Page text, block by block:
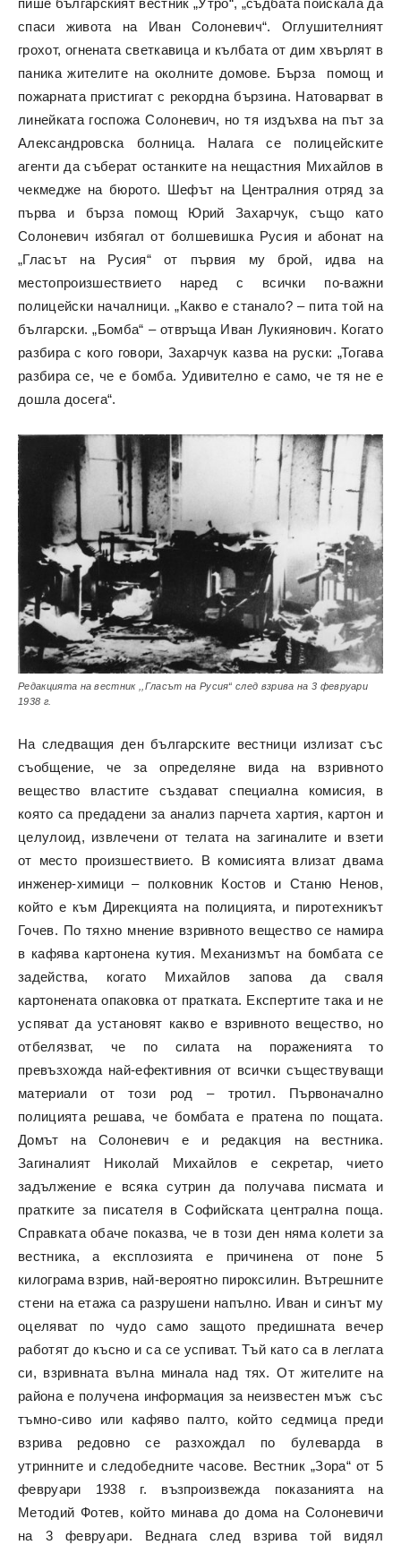
пише българският вестник „Утро“, „съдбата поискала да
спаси живота на Иван Солоневич“. Оглушителният
грохот, огнената светкавица и кълбата от дим хвърлят в
паника жителите на околните домове. Бърза помощ и
пожарната пристигат с рекордна бързина. Натоварват в
линейката госпожа Солоневич, но тя издъхва на път за
Александровска болница. Налага се полицейските
агенти да съберат останките на нещастния Михайлов в
чекмедже на бюрото. Шефът на Централния отряд за
първа и бърза помощ Юрий Захарчук, също като
Солоневич избягал от болшевишка Русия и абонат на
„Гласът на Русия“ от първия му брой, идва на
местопроизшествието наред с всички по-важни
полицейски началници. „Какво е станало? – пита той на
български. „Бомба“ – отвръща Иван Лукиянович. Когато
разбира с кого говори, Захарчук казва на руски: „Тогава
разбира се, че е бомба. Удивително е само, че тя не е
дошла досега“.
Редакцията на вестник ,,Гласът на Русия“ след взрива на 3 февруари
1938 г.
На следващия ден българските вестници излизат със
съобщение, че за определяне вида на взривното
вещество властите създават специална комисия, в
която са предадени за анализ парчета хартия, картон и
целулоид, извлечени от телата на загиналите и взети
от место произшествието. В комисията влизат двама
инженер-химици – полковник Костов и Станю Ненов,
който е към Дирекцията на полицията, и пиротехникът
Гочев. По тяхно мнение взривното вещество се намира
в кафява картонена кутия. Механизмът на бомбата се
задейства, когато Михайлов запова да сваля
картонената опаковка от пратката. Експертите така и не
успяват да установят какво е взривното вещество, но
отбелязват, че по силата на пораженията то
превъзхожда най-ефективния от всички съществуващи
материали от този род – тротил. Първоначално
полицията решава, че бомбата е пратена по пощата.
Домът на Солоневич е и редакция на вестника.
Загиналият Николай Михайлов е секретар, чието
задължение е всяка сутрин да получава писмата и
пратките за писателя в Софийската централна поща.
Справката обаче показва, че в този ден няма колети за
вестника, а експлозията е причинена от поне 5
килограма взрив, най-вероятно пироксилин. Вътрешните
стени на етажа са разрушени напълно. Иван и синът му
оцеляват по чудо само защото предишната вечер
работят до късно и са се успиват. Тъй като са в леглата
си, взривната вълна минала над тях. От жителите на
района е получена информация за неизвестен мъж със
тъмно-сиво или кафяво палто, който седмица преди
взрива редовно се разхождал по булеварда в
утринните и следобедните часове. Вестник „Зора“ от 5
февруари 1938 г. възпроизвежда показанията на
Методий Фотев, който минава до дома на Солоневичи
на 3 февруари. Веднага след взрива той видял